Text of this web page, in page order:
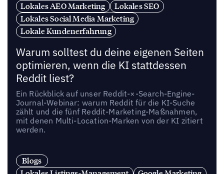
Lokales AEO Marketing
Lokales SEO
Lokales Social Media Marketing
Lokale Kundenerfahrung
Warum solltest du deine eigenen Seiten
optimieren, wenn die KI stattdessen
Reddit liest?
Ein Rückblick auf unser Reddit-×-Search-Engine-
Journal-Webinar: warum Reddit für die KI-Suche
zählt und die fünf Reddit-Marketing-Maßnahmen,
mit denen Multi-Location-Marken von der KI zitiert
werden.
Blogs